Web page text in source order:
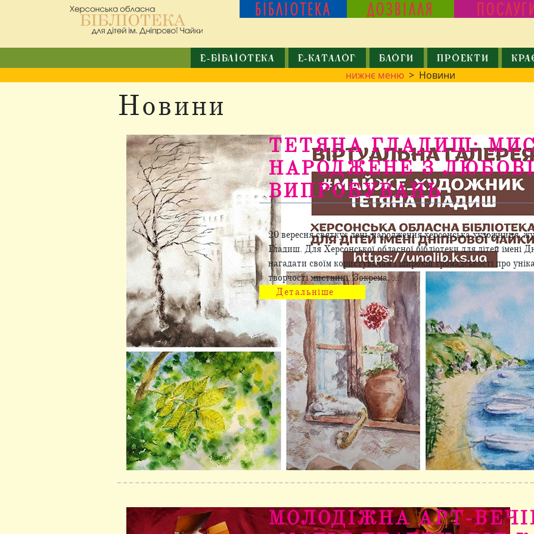
БІБЛІОТЕКА ДОЗВІЛЛЯ
Е-БІБЛІОТЕКА Е-КАТАЛОГ БЛОГИ ПРОЕКТИ
нижнє меню > Новини
Новини
ТЕТЯНА ГЛАДИШ:
НАРОДЖЕНЕ З
ВИПРОБУВАНЬ
20.09.2025
20 вересня святкує день народження херсонська художниця,
Гладиш. Для Херсонської обласної бібліотеки для дітей імені
нагадати своїм користувачам і широкій громадськості про
творчості мисткині. Зокрема, ...
Детальніше
МОЛОДІЖНА АРТ-